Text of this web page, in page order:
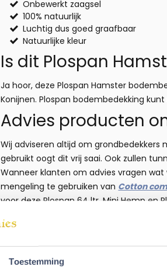
Toestemming
Onbewerkt zaagsel
100% natuurlijk
Luchtig dus goed graafbaar
Natuurlijke kleur
Is dit Plospan
Ja hoor, deze Plospan Hamster
Konijnen. Plospan bodembedekking
Advies producten
Wij adviseren altijd om
gebruikt oogt dit vrij saai. Ook zullen
Wanneer klanten om advies vragen
mengeling te gebruiken van Cotton
voor deze Plospan 64 ltr. Mini Hemp en
zorgen voor een goede basis voor
Comfort
natuurlijke uitstraling aan uw
terrarium